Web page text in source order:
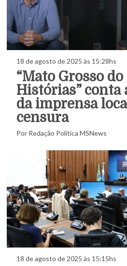
18 de agosto de 2025 às 15:28hs
“Mato Grosso
Histórias” conta
da imprensa
censura
Por Redação Política MSNews
18 de agosto de 2025 às 15:15hs